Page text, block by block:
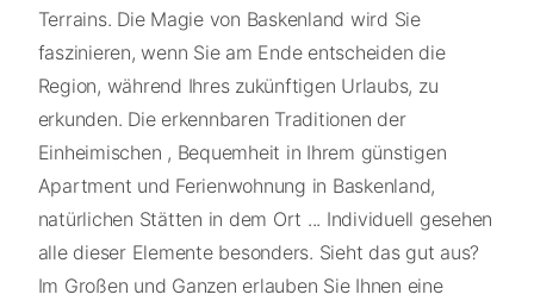
Terrains. Die Magie von Baskenland wird Sie
faszinieren, wenn Sie am Ende entscheiden die
Region, während Ihres zukünftigen Urlaubs, zu
erkunden. Die erkennbaren Traditionen der
Einheimischen , Bequemheit in Ihrem günstigen
Apartment und Ferienwohnung in Baskenland,
natürlichen Stätten in dem Ort ... Individuell gesehen
alle dieser Elemente besonders. Sieht das gut aus?
Im Großen und Ganzen erlauben Sie Ihnen eine